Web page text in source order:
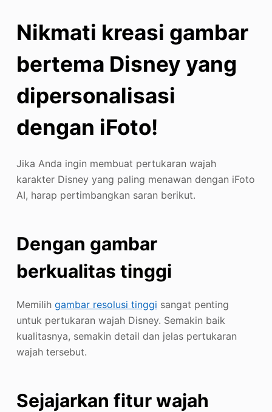
Nikmati kreasi gambar
bertema Disney yang
dipersonalisasi
dengan iFoto!
Jika Anda ingin membuat pertukaran wajah
karakter Disney yang paling menawan dengan iFoto
AI, harap pertimbangkan saran berikut.
Dengan gambar
berkualitas tinggi
Memilih gambar resolusi tinggi sangat penting
untuk pertukaran wajah Disney. Semakin baik
kualitasnya, semakin detail dan jelas pertukaran
wajah tersebut.
Sejajarkan fitur wajah